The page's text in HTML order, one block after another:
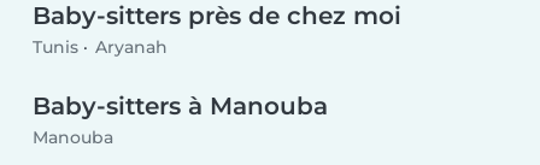
Baby-sitters près de chez moi
Tunis Aryanah
Baby-sitters à Manouba
Manouba